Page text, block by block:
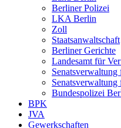
Berliner Polizei
LKA Berlin
Zoll
Staatsanwaltschaft
Berliner Gerichte
Landesamt für
Senatsverwaltung
Senatsverwaltung
Bundespolizei
BPK
JVA
Gewerkschaften